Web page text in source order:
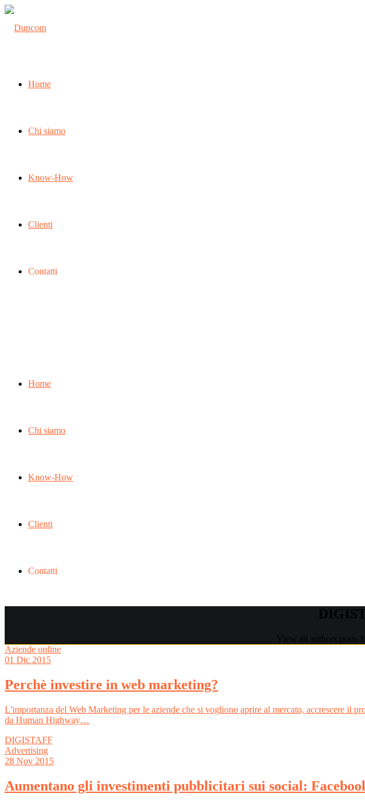
Home
Chi siamo
Know-How
Clienti
Contatti
Home
Chi siamo
Know-How
Clienti
Contatti
View all authors posts
Aziende online
01 Dic 2015
Perchè investire in web marketing?
L'importanza del Web Marketing per le aziende che si vogliono aprire al mercato, accrescere il
da Human Highway…
DIGISTAFF
Advertising
28 Nov 2015
Aumentano gli investimenti pubblicitari sui social: